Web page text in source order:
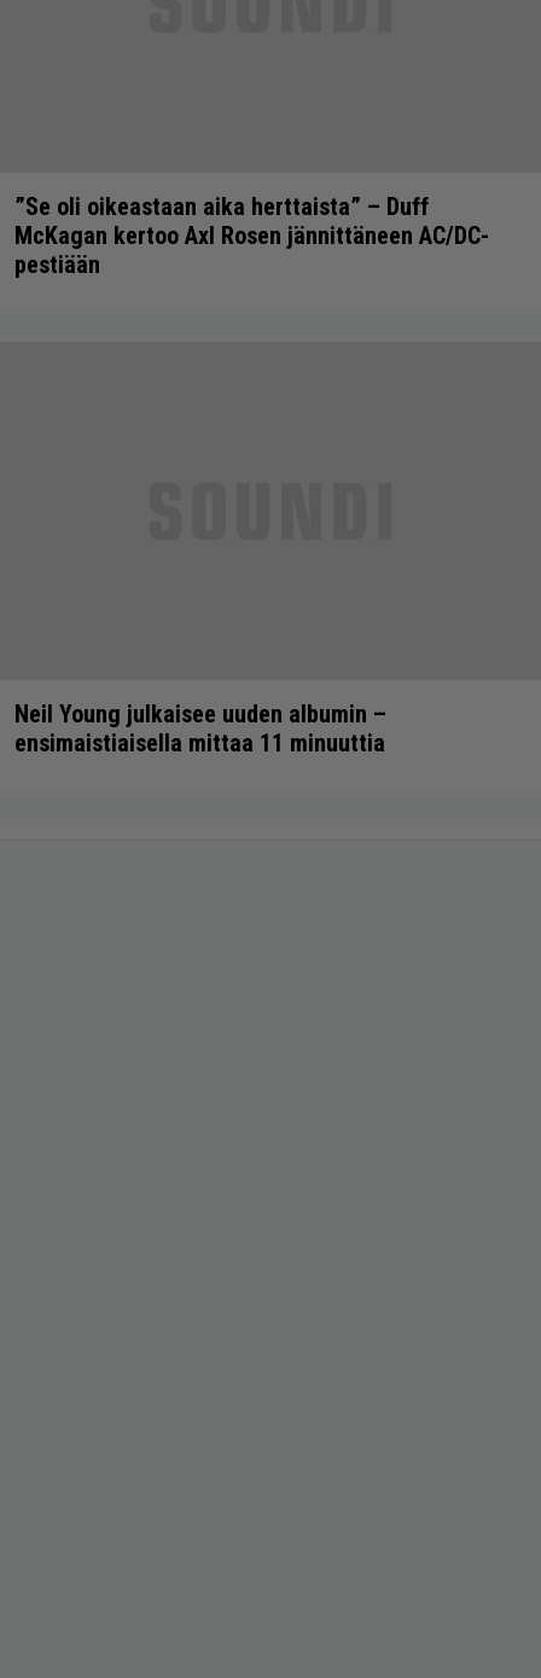
”Se oli oikeastaan aika herttaista” – Duff
McKagan kertoo Axl Rosen jännittäneen AC/DC-
pestiään
Neil Young julkaisee uuden albumin –
ensimaistiaisella mittaa 11 minuuttia